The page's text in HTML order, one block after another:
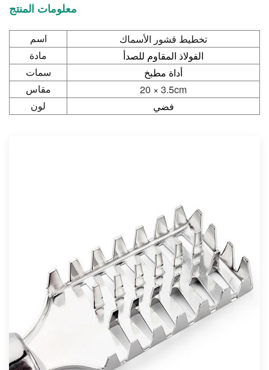
معلومات المنتج
اسم
تخطيط قشور الأسماك
مادة
الفولاذ المقاوم للصدأ
سمات
أداة مطبخ
مقاس
20 × 3.5cm
لون
فضي